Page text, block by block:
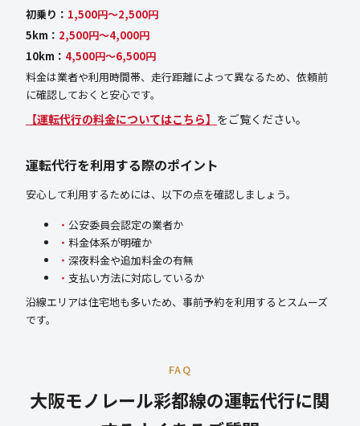
初乗り： 1,500円〜2,500円
5km： 2,500円〜4,000円
10km： 4,500円〜6,500円
料金は業者や利用時間帯、走行距離によって異なるため、依頼前
に確認しておくと安心です。
【運転代行の料金についてはこちら】 をご覧ください。
運転代行を利用する際のポイント
安心して利用するためには、以下の点を確認しましょう。
公安委員会認定の業者か
料金体系が明確か
深夜料金や追加料金の有無
支払い方法に対応しているか
沿線エリアは住宅地も多いため、事前予約を利用するとスムーズ
です。
FAQ
大阪モノレール彩都線の運転代行に関